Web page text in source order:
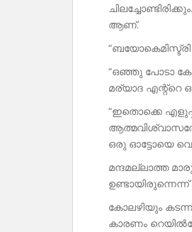
ആണ്.
“ഒഞ്ഞു പോടാ
മര്യാദ എന്റ്റെ
“ഇതൊക്കെ
ഒരു ഓട്ടോയെ
മന്ദമല്ലാത്ത
കോലഴിയും കടന്ന്
കാരണം